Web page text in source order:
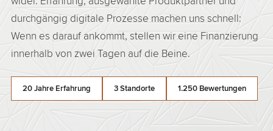
durchgängig digitale Prozesse machen uns schnell:
Wenn es darauf ankommt, stellen wir eine Finanzierung
innerhalb von zwei Tagen auf die Beine.
20 Jahre Erfahrung 3 Standorte 1.250 Bewertungen